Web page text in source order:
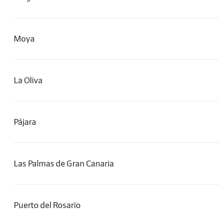
Moya
La Oliva
Pájara
Las Palmas de Gran Canaria
Puerto del Rosario